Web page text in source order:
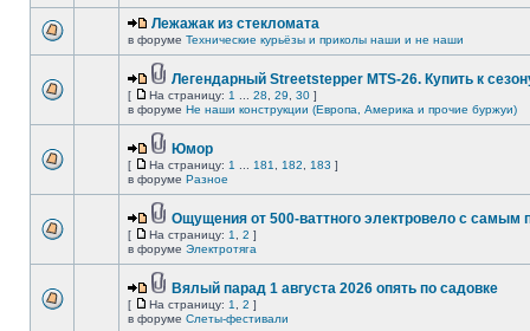
Лежажак из стекломата
в форуме Технические курьёзы и приколы наши и не наши
Легендарный Streetstepper MTS-26. Купить к
[ На страницу: 1 28 29 30 ]
в форуме Не наши конструкции (Европа, Америка и прочие буржуи)
Юмор
[ На страницу: 1 181 182 183 ]
в форуме Разное
Ощущения от 500-ваттного электровело с самым
[ На страницу: 1 2 ]
в форуме Электротяга
Вялый парад 1 августа 2026 опять по садовке
[ На страницу: 1 2 ]
в форуме Слеты-фестивали